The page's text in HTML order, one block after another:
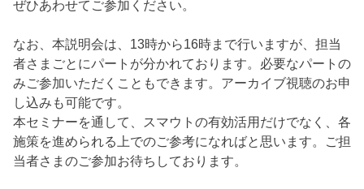
ぜひあわせてご参加ください。
なお、本説明会は、13時から16時まで行いますが、担当
者さまごとにパートが分かれております。必要なパートの
みご参加いただくこともできます。アーカイブ視聴のお申
し込みも可能です。
本セミナーを通して、スマウトの有効活用だけでなく、各
施策を進められる上でのご参考になればと思います。ご担
当者さまのご参加お待ちしております。